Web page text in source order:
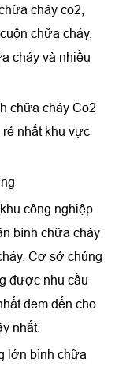
cháy co2,
chữa cháy,
cháy và nhiều
chữa cháy Co2
nhất khu vực
công nghiệp
bình chữa cháy
Cơ sở chúng
được nhu cầu
đem đến cho
nhất.
lớn bình chữa